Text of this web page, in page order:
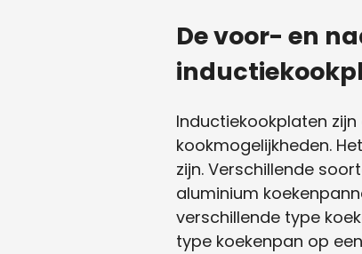
De voor- en
Inductiekookplaten
kookmogelijkheden.
zijn. Verschillende
aluminium
verschillende type
type koekenpan op